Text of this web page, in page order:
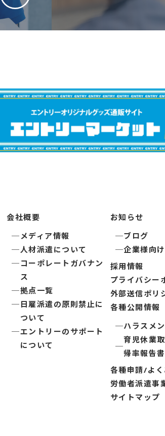
会社概要
メディア情報
人材派遣について
コーポレートガバナン
ス
拠点一覧
日雇派遣の原則禁止に
ついて
エントリーのサポート
について
お知らせ
ブログ
企業様向
採用情報
プライバシー
外部送信ポリ
各種公開情報
ハラスメ
育児休業
帰率報告書
各種申請/よ
労働者派遣事
サイトマップ